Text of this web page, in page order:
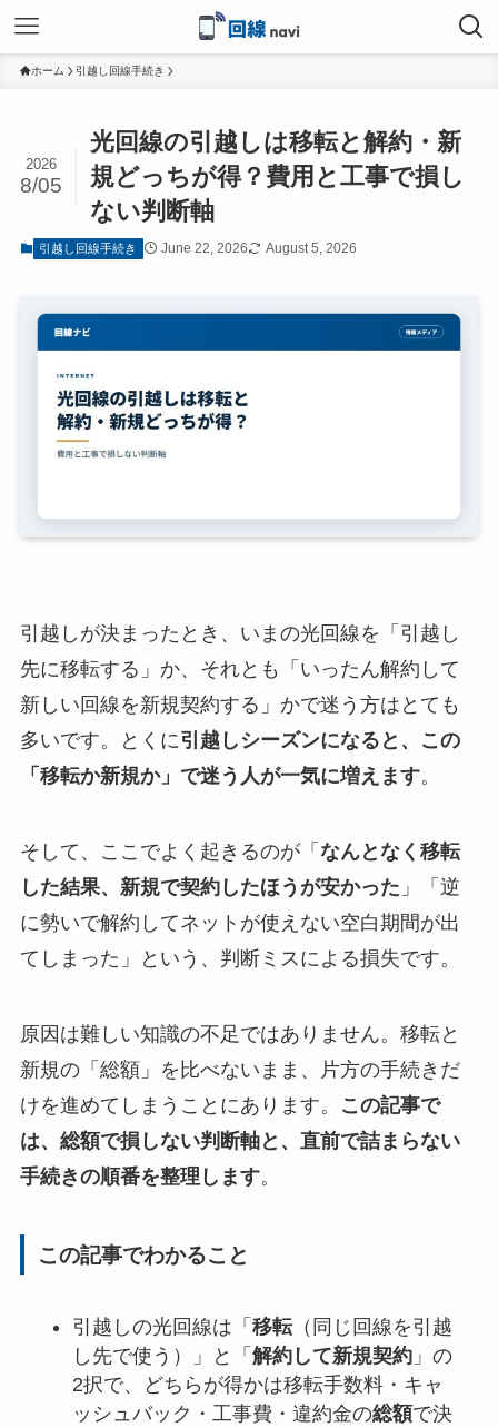
ホーム 引越し回線手続き
光回線の引越しは移転と解約・新
規どっちが得？費用と工事で損し
ない判断軸
2026
8/05
引越し回線手続き June 22, 2026 August 5, 2026
引越しが決まったとき、いまの光回線を「引越し
先に移転する」か、それとも「いったん解約して
新しい回線を新規契約する」かで迷う方はとても
多いです。とくに引越しシーズンになると、この
「移転か新規か」で迷う人が一気に増えます。
そして、ここでよく起きるのが「 なんとなく移転
した結果、新規で契約したほうが安かった 」「逆
に勢いで解約してネットが使えない空白期間が出
てしまった」という、判断ミスによる損失です。
原因は難しい知識の不足ではありません。移転と
新規の「総額」を比べないまま、片方の手続きだ
けを進めてしまうことにあります。
この記事で
は、総額で損しない判断軸と、直前で詰まらない
手続きの順番を整理します。
この記事でわかること
引越しの光回線は「 移転（同じ回線を引越
し先で使う）」と「 解約して新規契約」の
2択で、どちらが得かは移転手数料・キャ
ッシュバック・工事費・違約金の総額で決